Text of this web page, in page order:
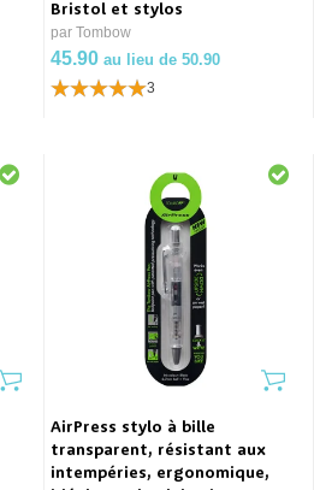
Bristol et stylos
par Tombow
45.90 au lieu de 50.90
3
AirPress stylo à bille
transparent, résistant aux
intempéries, ergonomique,